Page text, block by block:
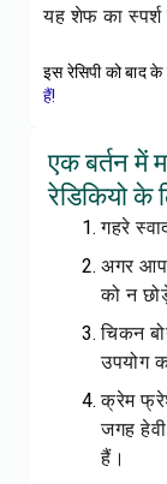
यह शेफ का
इस रेसिपी को बाद
हैं!
एक बर्तन में
रेडिकियो के
गहरे
अगर
को न
चिकन
उपयोग
क्रेम
जगह
हैं।